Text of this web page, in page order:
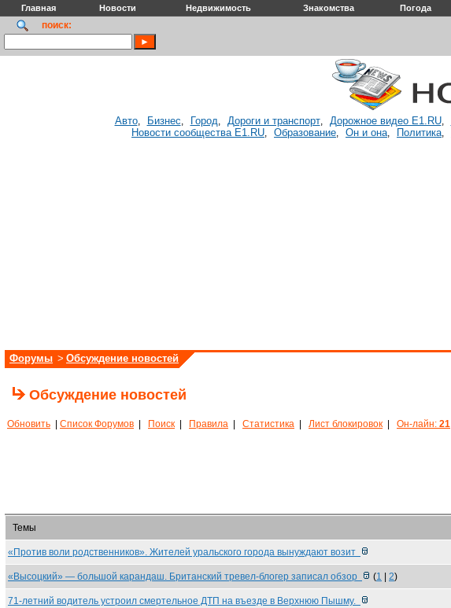
Главная Новости Недвижимость Знакомства Погода
поиск:
Авто, Бизнес, Город, Дороги и транспорт, Дорожное видео E1.RU,
Новости сообщества E1.RU, Образование, Он и она, Политика,
Форумы > Обсуждение новостей
Обсуждение новостей
Обновить Список Форумов Поиск Правила Статистика Лист блокировок Он-лайн: 21
Темы
«Против воли родственников». Жителей уральского города вынуждают возит
«Высоцкий» — большой карандаш. Британский тревел-блогер записал обзор (1 2)
71-летний водитель устроил смертельное ДТП на въезде в Верхнюю Пышму.